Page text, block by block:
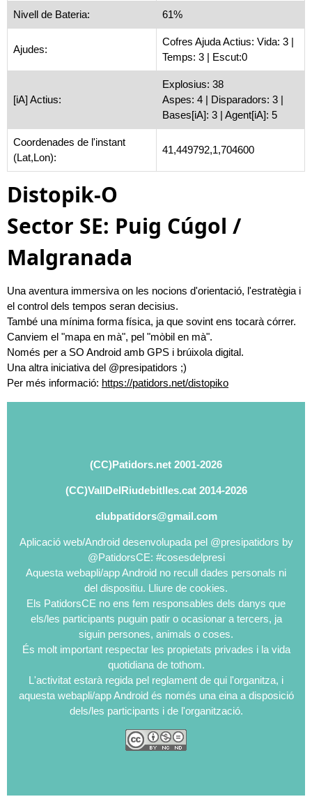
Nivell de Bateria: 61%
Ajudes:
Cofres Ajuda Actius: Vida: 3 |
Temps: 3 | Escut:0
[iA] Actius:
Explosius: 38
Aspes: 4 | Disparadors: 3 |
Bases[iA]: 3 | Agent[iA]: 5
Coordenades de l'instant
(Lat,Lon):
41,449792,1,704600
Distopik-O
Sector SE: Puig Cúgol /
Malgranada
Una aventura immersiva on les nocions d'orientació, l'estratègia i
el control dels tempos seran decisius.
També una mínima forma física, ja que sovint ens tocarà córrer.
Canviem el "mapa en mà", pel "mòbil en mà".
Només per a SO Android amb GPS i brúixola digital.
Una altra iniciativa del @presipatidors ;)
Per més informació: https://patidors.net/distopiko
(CC)Patidors.net 2001-2026
(CC)VallDelRiudebitlles.cat 2014-2026
clubpatidors@gmail.com
Aplicació web/Android desenvolupada pel @presipatidors by
@PatidorsCE: #cosesdelpresi
Aquesta webapli/app Android no recull dades personals ni
del dispositiu. Lliure de cookies.
Els PatidorsCE no ens fem responsables dels danys que
els/les participants puguin patir o ocasionar a tercers, ja
siguin persones, animals o coses.
És molt important respectar les propietats privades i la vida
quotidiana de tothom.
L'activitat estarà regida pel reglament de qui l'organitza, i
aquesta webapli/app Android és només una eina a disposició
dels/les participants i de l'organització.